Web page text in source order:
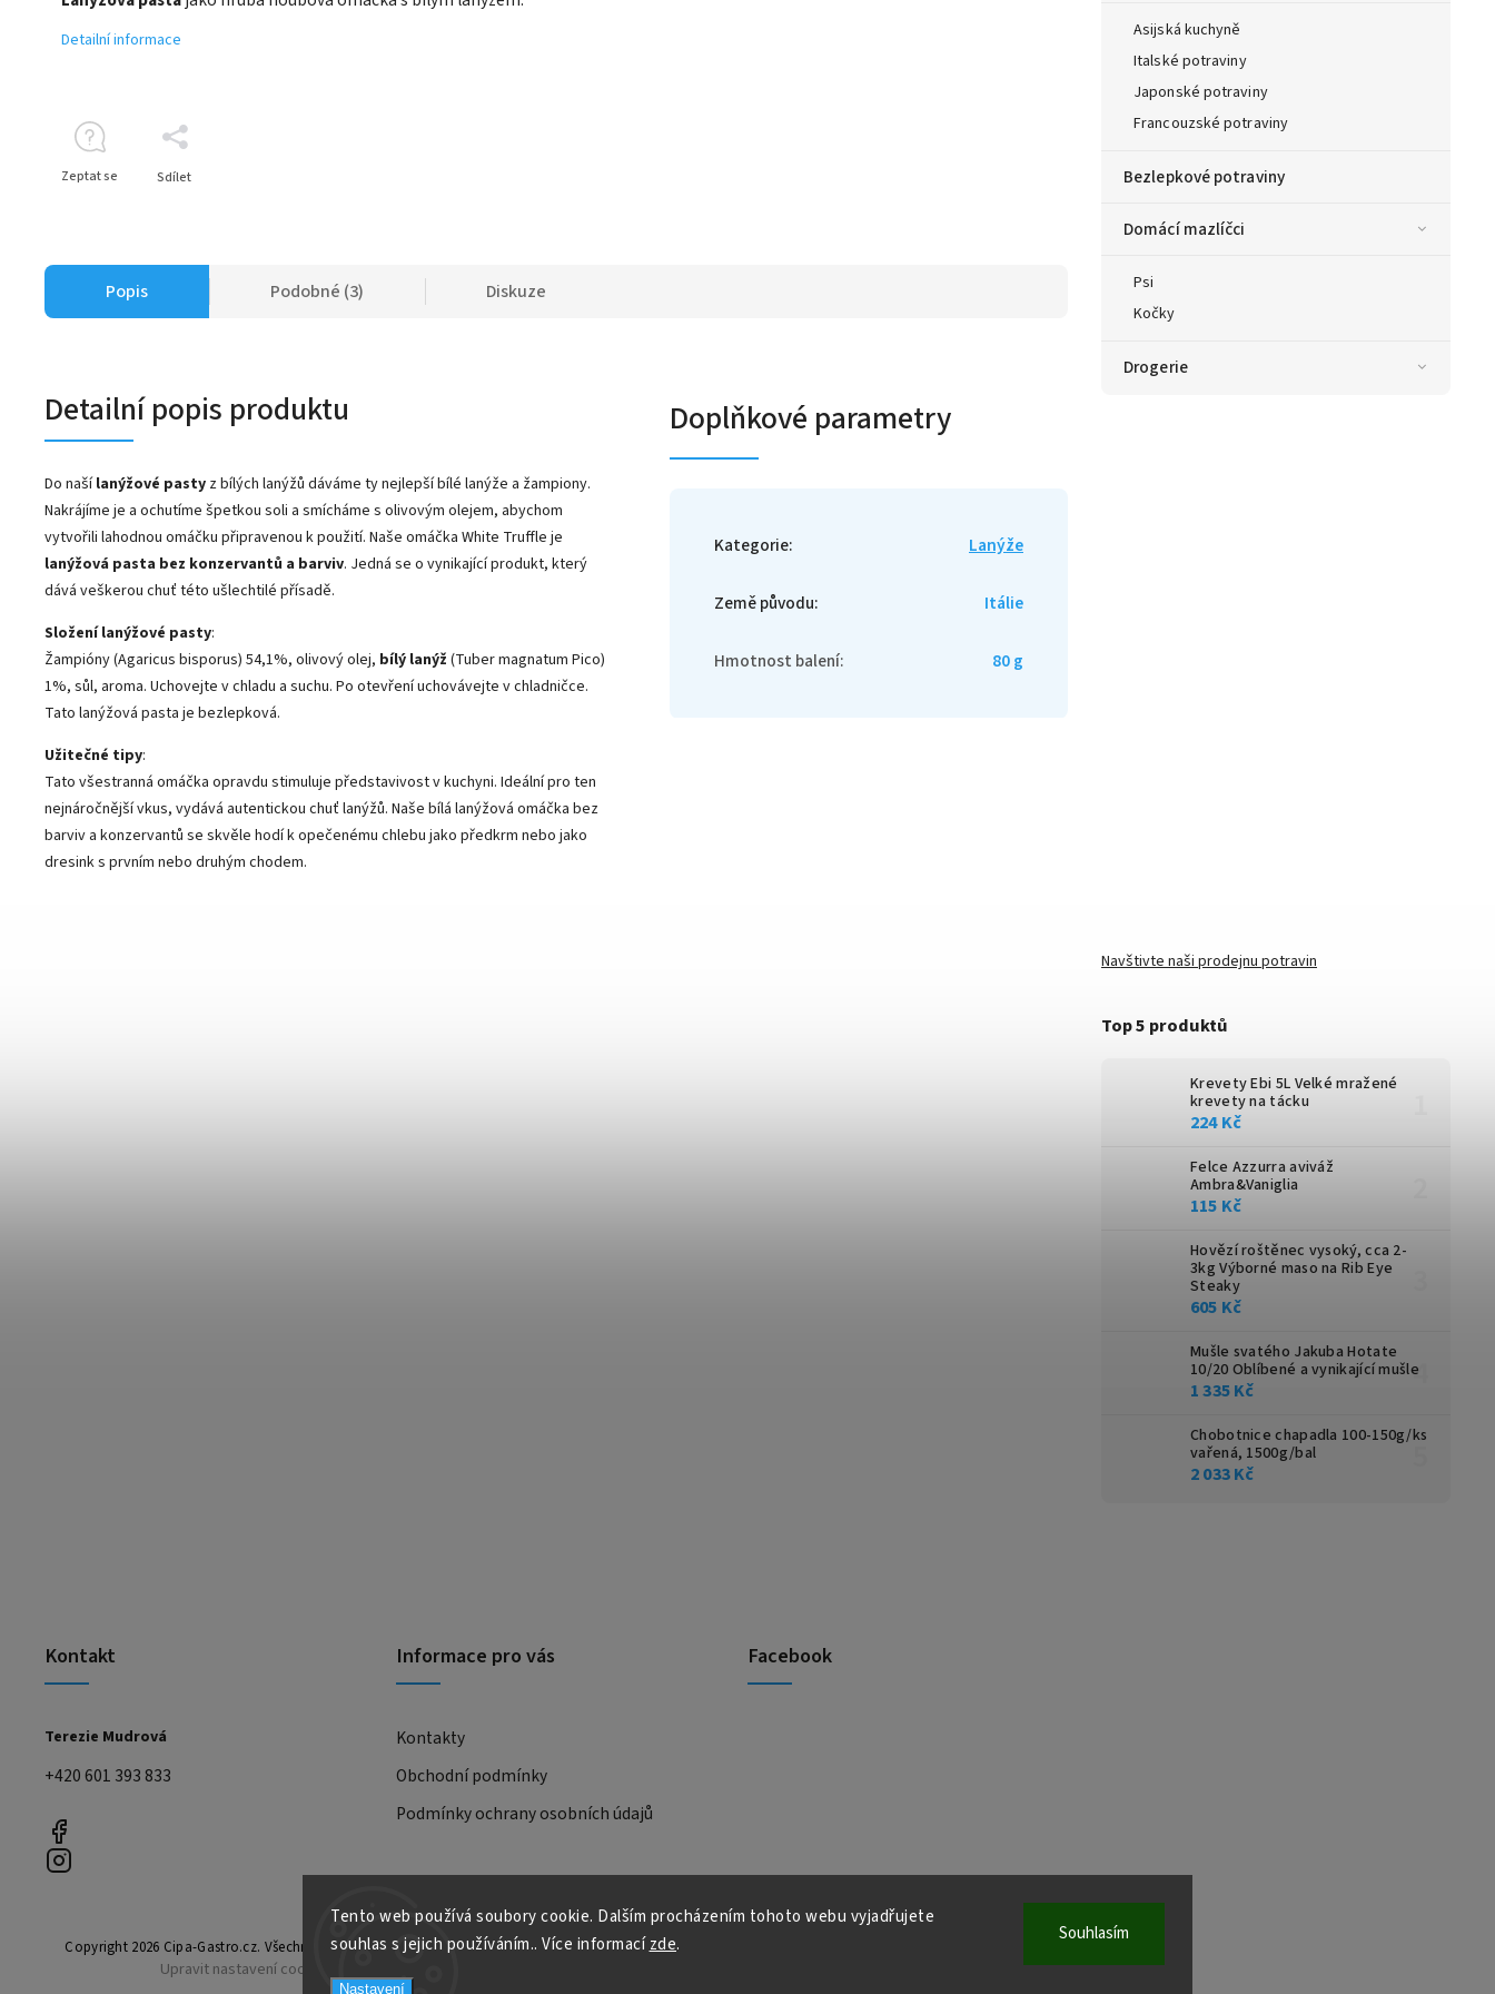
Tento web používá soubory cookie. Dalším procházením tohoto webu vyjadřujete
souhlas s jejich používáním.. Více informacízde.
Nastavení
Souhlasím
Asijská kuchyně
Italské potraviny
Japonské potraviny
Francouzské potraviny
Bezlepkové potraviny
Domácí mazlíčci
Psi
Kočky
Drogerie
Navštivte naši prodejnu potravin
Top 5 produktů
Krevety Ebi 5L Velké mražené
krevety na tácku
224 Kč
Felce Azzurra aviváž
Ambra&Vaniglia
115 Kč
Hovězí roštěnec vysoký, cca 2-
3kgVýborné maso na Rib Eye
Steaky
605 Kč
Mušle svatého Jakuba Hotate
10/20 Oblíbené a vynikající mušle
1 335 Kč
Chobotnice chapadla 100-150g/ks
vařená, 1500g/bal
2 033 Kč
Detailní informace
Zeptat se Sdílet
Popis Podobné (3) Diskuze
Detailní popis produktu
Do našílanýžové pasty z bílých lanýžů dáváme ty nejlepší bílé lanýže a žampiony.
Nakrájíme je a ochutíme špetkou soli a smícháme s olivovým olejem, abychom
vytvořili lahodnou omáčku připravenou k použití. Naše omáčka White Truffle je
lanýžová pasta bez konzervantů a barviv. Jedná se o vynikající produkt, který
dává veškerou chuť této ušlechtilé přísadě.
Složení lanýžové pasty:
Žampióny (Agaricus bisporus) 54,1%, olivový olej, bílý lanýž (Tuber magnatum Pico)
1%, sůl, aroma. Uchovejte v chladu a suchu. Po otevření uchovávejte v chladničce.
Tato lanýžová pasta je bezlepková.
Užitečné tipy:
Tato všestranná omáčka opravdu stimuluje představivost v kuchyni. Ideální pro ten
nejnáročnější vkus, vydává autentickou chuť lanýžů. Naše bílá lanýžová omáčka bez
barviv a konzervantů se skvěle hodí k opečenému chlebu jako předkrm nebo jako
dresink s prvním nebo druhým chodem.
Doplňkové parametry
Kategorie: Lanýže
Země původu: Itálie
Hmotnost balení: 80 g
Kontakt
Terezie Mudrová
+420 601 393 833
Informace pro vás
Kontakty
Obchodní podmínky
Podmínky ochrany osobních údajů
Facebook
Copyright 2026 Cipa-Gastro.cz. Všechna práva vyhrazena.
Upravit nastavení cookies